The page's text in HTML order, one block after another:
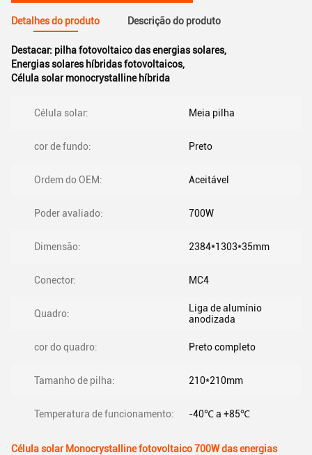
Detalhes do produto Descrição do produto
Destacar: pilha fotovoltaico das energias solares,
Energias solares híbridas fotovoltaicos,
Célula solar monocrystalline híbrida
Célula solar: Meia pilha
cor de fundo: Preto
Ordem do OEM: Aceitável
Poder avaliado: 700W
Dimensão: 2384*1303*35mm
Conector: MC4
Quadro:
Liga de alumínio
anodizada
cor do quadro: Preto completo
Tamanho de pilha: 210*210mm
Temperatura de funcionamento: -40℃ a +85℃
Célula solar Monocrystalline fotovoltaico 700W das energias